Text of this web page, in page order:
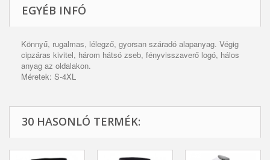
EGYÉB INFÓ
Könnyű, rugalmas, lélegző, gyorsan száradó alapanyag. Végig
cipzáras kivitel, három hátsó zseb, fényvisszaverő logó, hálos
anyag az oldalakon.
Méretek: S-4XL
30 HASONLÓ TERMÉK: